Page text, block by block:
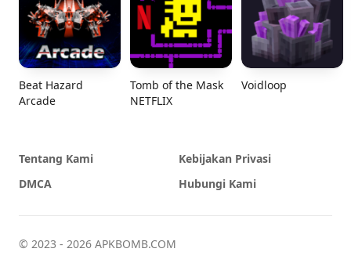
Beat Hazard
Arcade
Tomb of the Mask
NETFLIX
Voidloop
Tentang Kami
Kebijakan Privasi
DMCA
Hubungi Kami
© 2023 - 2026 APKBOMB.COM